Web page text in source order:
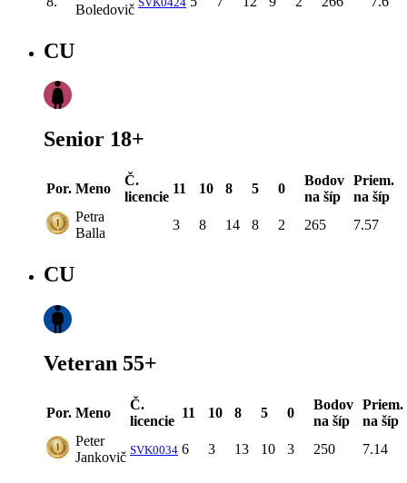
Boledovič
CU
Senior 18+
Por. Meno
Č.
licencie
11 10 8 5 0
Bodov
na šíp
Priem.
na šíp
Petra
Balla
3 8 14 8 2 265 7.57
CU
Veteran 55+
Por. Meno
Č.
licencie
11 10 8 5 0
Bodov
na šíp
Priem.
na šíp
Peter
Jankovič SVK0034 6 3 13 10 3 250 7.14